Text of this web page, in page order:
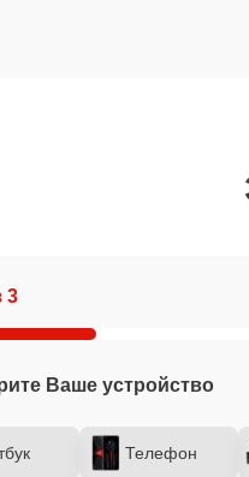
3
Ваше устройство
Телефон